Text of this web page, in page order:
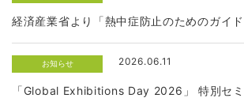
経済産業省より「熱中症防止のためのガイ
お知らせ 2026.06.11
「Global Exhibitions Day 2026」 特別セ